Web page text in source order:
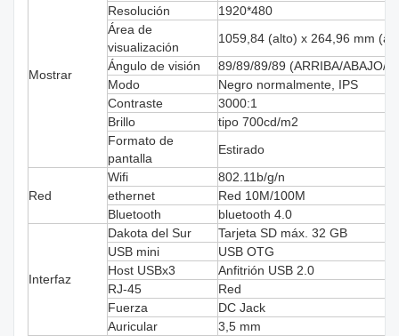
Mostrar
Resolución
1920*480
Área de
visualización
1059,84 (alto) x 264,96 mm
Ángulo de visión
89/89/89/89 (ARRIBA/ABAJO/
Modo
Negro normalmente, IPS
Contraste
3000:1
Brillo
tipo 700cd/m2
Formato de
pantalla
Estirado
Red
Wifi
802.11b/g/n
ethernet
Red 10M/100M
Bluetooth
bluetooth 4.0
Interfaz
Dakota del Sur
Tarjeta SD máx. 32 GB
USB mini
USB OTG
Host USBx3
Anfitrión USB 2.0
RJ-45
Red
Fuerza
DC Jack
Auricular
3,5 mm